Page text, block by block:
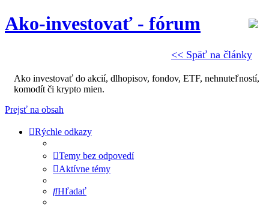
<< Späť na články
Ako-investovať - fórum
Ako investovať do akcií, dlhopisov, fondov, ETF, nehnuteľností,
komodít či krypto mien.
Prejsť na obsah
Rýchle odkazy
Temy bez odpovedí
Aktívne témy
Hľadať